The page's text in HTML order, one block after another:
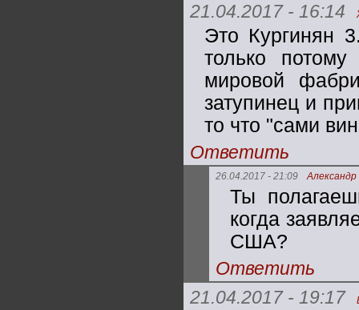
21.04.2017 - 16:14
Это Кургинян
только
мировой
затупинец и
то что "сами
Ответить
26.04.2017 - 21:09
Ты
когда
США?
Ответить
21.04.2017 - 19:17